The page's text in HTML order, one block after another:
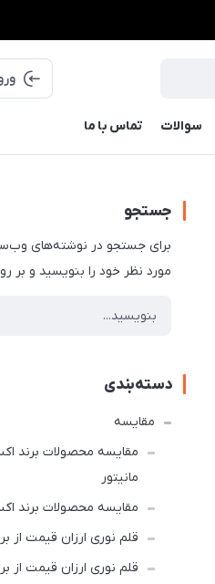
سوالات تماس با ما
جستجو
برای جستجو در نوشته‌های
مورد نظر خود را بنویسید و بر
دسته‌بندی
مقایسه
مقایسه محصولات برند
مانیتور
مقایسه محصولات برند
قلم نوری ارزان قیمت از
قلم نوری ارزان قیمت